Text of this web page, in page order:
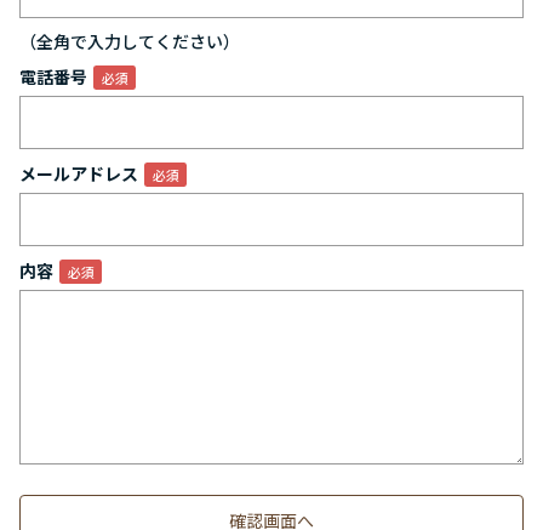
（全角で入力してください）
電話番号
メールアドレス
内容